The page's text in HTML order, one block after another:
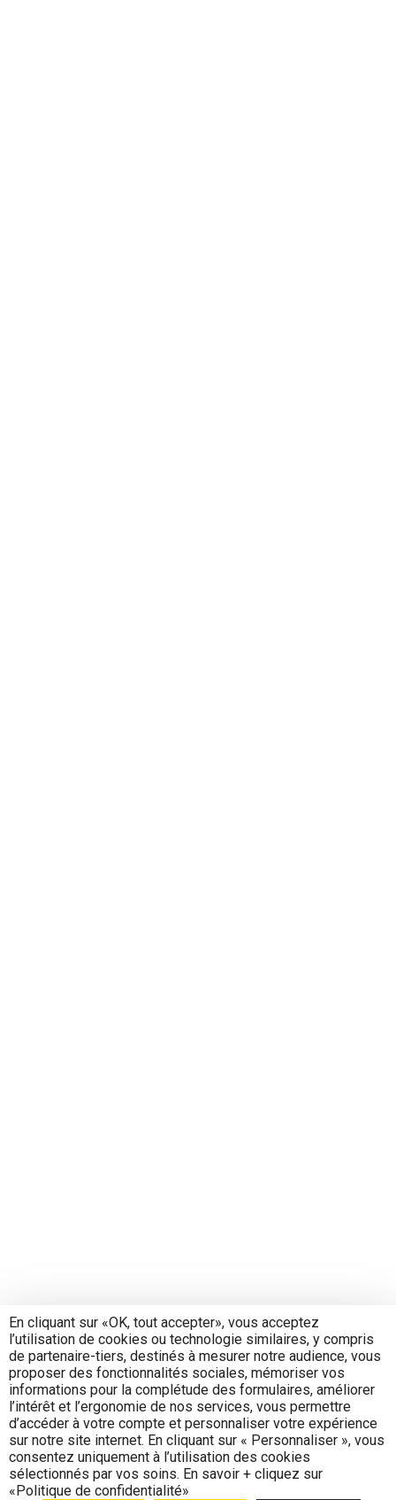
En cliquant sur «OK, tout accepter», vous acceptez
l’utilisation de cookies ou technologie similaires, y compris
de partenaire-tiers, destinés à mesurer notre audience, vous
proposer des fonctionnalités sociales, mémoriser vos
informations pour la complétude des formulaires, améliorer
l’intérêt et l’ergonomie de nos services, vous permettre
d’accéder à votre compte et personnaliser votre expérience
sur notre site internet. En cliquant sur « Personnaliser », vous
consentez uniquement à l’utilisation des cookies
sélectionnés par vos soins. En savoir + cliquez sur
«Politique de confidentialité»